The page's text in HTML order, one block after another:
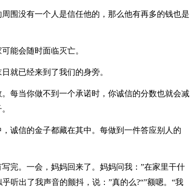
围没有一个人是信任他的，那么他有再多的钱也是
能会随时面临灭亡。
就已经来到了我们的身旁。
每当你做不到一个承诺时，你诚信的分数也就会减
诚信的金子都藏在其中。每做到一件答应别人的
完。一会，妈妈回来了。妈妈问我：”在家里干什
听出了我声音的颤抖，说：”真的么?“”额嗯。“我